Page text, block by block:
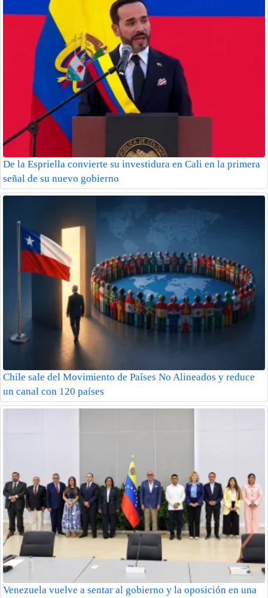
De la Espriella convierte su investidura en Cali en la primera
señal de su nuevo gobierno
Chile sale del Movimiento de Países No Alineados y reduce
un canal con 120 países
Venezuela vuelve a sentar al gobierno y la oposición en una